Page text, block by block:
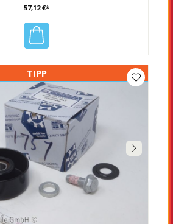
57,12 €*
TIPP